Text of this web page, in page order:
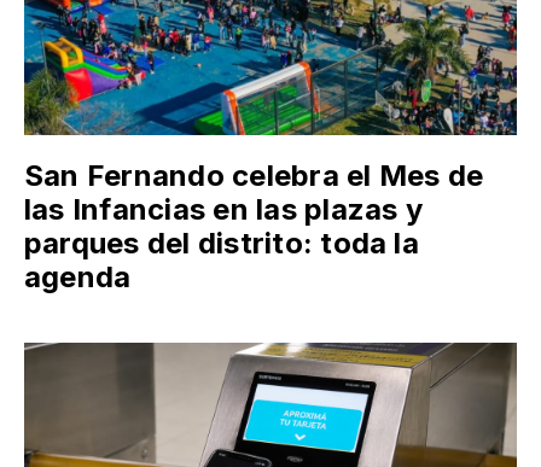
San Fernando celebra el Mes de
las Infancias en las plazas y
parques del distrito: toda la
agenda